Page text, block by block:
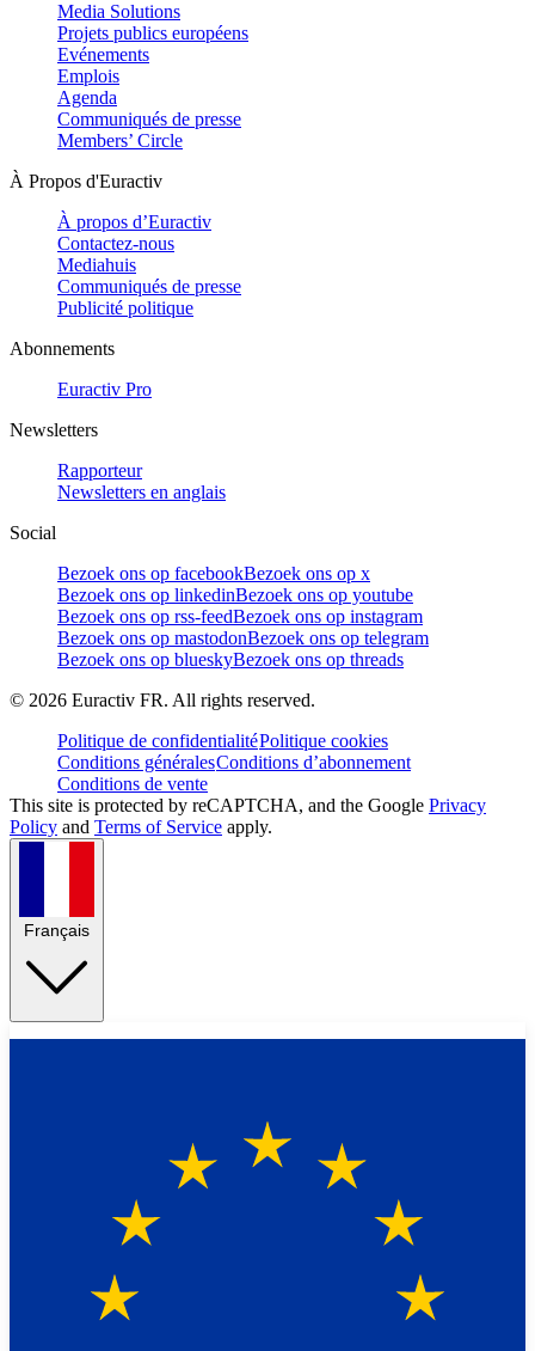
Media Solutions
Projets publics européens
Evénements
Emplois
Agenda
Communiqués de presse
Members’ Circle
À Propos d'Euractiv
À propos d’Euractiv
Contactez-nous
Mediahuis
Communiqués de presse
Publicité politique
Abonnements
Euractiv Pro
Newsletters
Rapporteur
Newsletters en anglais
Social
Bezoek ons op facebookBezoek ons op x
Bezoek ons op linkedinBezoek ons op youtube
Bezoek ons op rss-feedBezoek ons op instagram
Bezoek ons op mastodonBezoek ons op telegram
Bezoek ons op blueskyBezoek ons op threads
© 2026 Euractiv FR. All rights reserved.
Politique de confidentialitéPolitique cookies
Conditions généralesConditions d’abonnement
Conditions de vente
This site is protected by reCAPTCHA, and the Google Privacy
Policy and Terms of Service apply.
Français